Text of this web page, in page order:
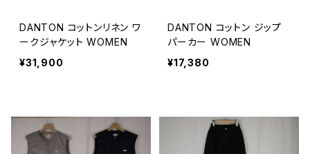
DANTON コットンリネン ワ
ークジャケット WOMEN
¥31,900
DANTON コットン ジップ
パーカー WOMEN
¥17,380